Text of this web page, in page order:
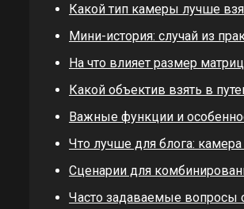
Какой тип камеры лучше
Мини-история: случай из
На что влияет размер
Какой объектив взять в
Важные функции и
Что лучше для блога:
Сценарии для
Часто задаваемые